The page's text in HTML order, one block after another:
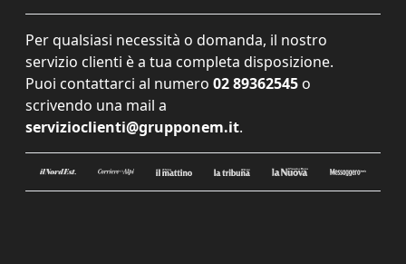
Per qualsiasi necessità o domanda, il nostro
servizio clienti è a tua completa disposizione.
Puoi contattarci al numero 02 89362545 o
scrivendo una mail a
servizioclienti@grupponem.it.